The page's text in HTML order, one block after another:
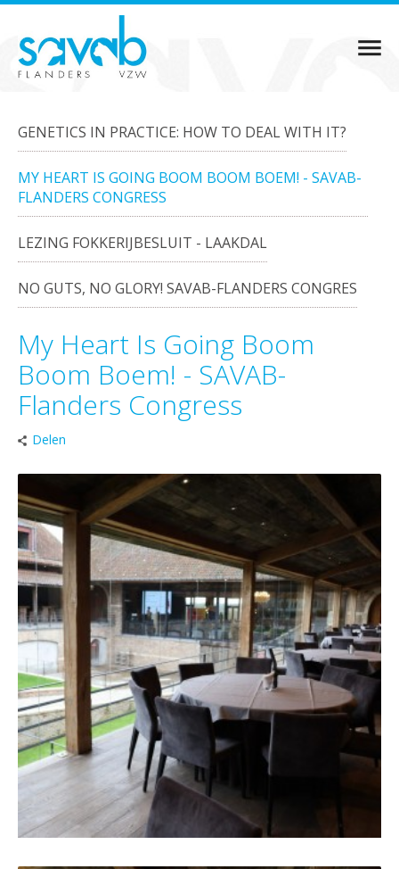
GENETICS IN PRACTICE: HOW TO DEAL WITH IT?
MY HEART IS GOING BOOM BOOM BOEM! - SAVAB-
FLANDERS CONGRESS
LEZING FOKKERIJBESLUIT - LAAKDAL
NO GUTS, NO GLORY! SAVAB-FLANDERS CONGRES
My Heart Is Going Boom
Boom Boem! - SAVAB-
Flanders Congress
Delen